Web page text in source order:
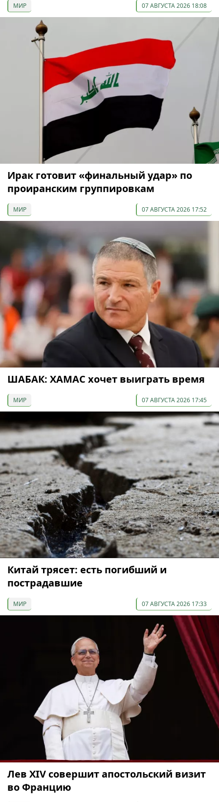
МИР 07 АВГУСТА 2026 18:08
Ирак готовит «финальный удар» по
проиранским группировкам
МИР 07 АВГУСТА 2026 17:52
ШАБАК: ХАМАС хочет выиграть время
МИР 07 АВГУСТА 2026 17:45
Китай трясет: есть погибший и
пострадавшие
МИР 07 АВГУСТА 2026 17:33
Лев XIV совершит апостольский визит
во Францию